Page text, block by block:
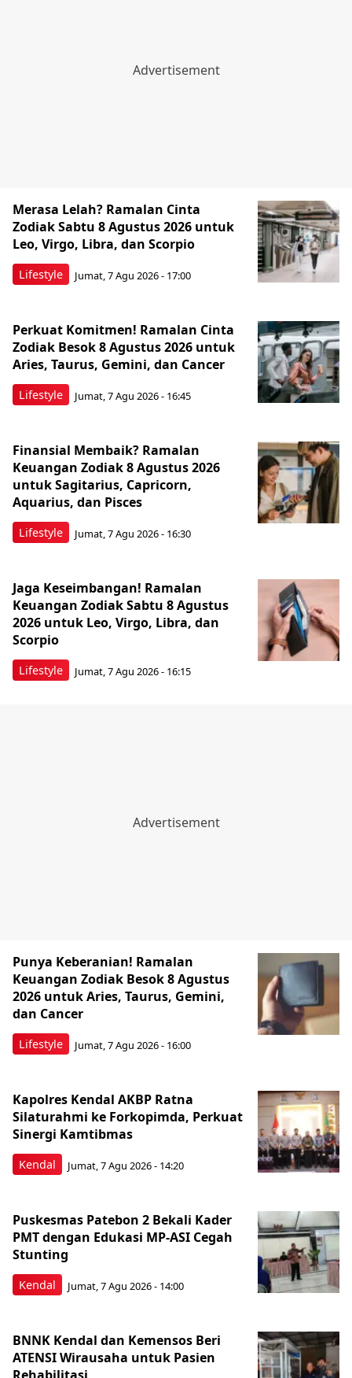
Lifestyle
Merasa Lelah? Ramalan Cinta
Zodiak Sabtu 8 Agustus 2026 untuk
Leo, Virgo, Libra, dan Scorpio
Jumat, 7 Agu 2026 - 17:00
Lifestyle
Perkuat Komitmen! Ramalan Cinta
Zodiak Besok 8 Agustus 2026 untuk
Aries, Taurus, Gemini, dan Cancer
Jumat, 7 Agu 2026 - 16:45
Lifestyle
Finansial Membaik? Ramalan
Keuangan Zodiak 8 Agustus 2026
untuk Sagitarius, Capricorn,
Aquarius, dan Pisces
Jumat, 7 Agu 2026 - 16:30
Lifestyle
Jaga Keseimbangan! Ramalan
Keuangan Zodiak Sabtu 8 Agustus
2026 untuk Leo, Virgo, Libra, dan
Scorpio
Jumat, 7 Agu 2026 - 16:15
Lifestyle
Punya Keberanian! Ramalan
Keuangan Zodiak Besok 8 Agustus
2026 untuk Aries, Taurus, Gemini,
dan Cancer
Jumat, 7 Agu 2026 - 16:00
Kendal
Kapolres Kendal AKBP Ratna
Silaturahmi ke Forkopimda, Perkuat
Sinergi Kamtibmas
Jumat, 7 Agu 2026 - 14:20
Kendal
Puskesmas Patebon 2 Bekali Kader
PMT dengan Edukasi MP-ASI Cegah
Stunting
Jumat, 7 Agu 2026 - 14:00
BNNK Kendal dan Kemensos Beri
ATENSI Wirausaha untuk Pasien